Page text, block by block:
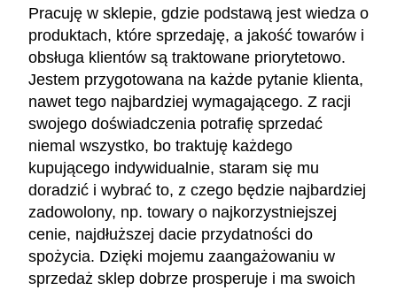
Pracuję w sklepie, gdzie podstawą jest wiedza o
produktach, które sprzedaję, a jakość towarów i
obsługa klientów są traktowane priorytetowo.
Jestem przygotowana na każde pytanie klienta,
nawet tego najbardziej wymagającego. Z racji
swojego doświadczenia potrafię sprzedać
niemal wszystko, bo traktuję każdego
kupującego indywidualnie, staram się mu
doradzić i wybrać to, z czego będzie najbardziej
zadowolony, np. towary o najkorzystniejszej
cenie, najdłuższej dacie przydatności do
spożycia. Dzięki mojemu zaangażowaniu w
sprzedaż sklep dobrze prosperuje i ma swoich